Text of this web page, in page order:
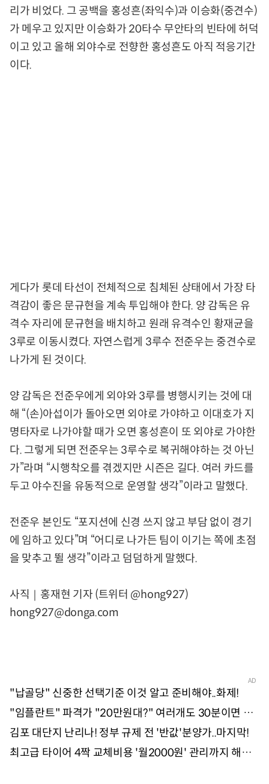
리가 비었다. 그 공백을 홍성흔(좌익수)과 이승화(중견수)
가 메우고 있지만 이승화가 20타수 무안타의 빈타에 허덕
이고 있고 올해 외야수로 전향한 홍성흔도 아직 적응기간
이다.
게다가 롯데 타선이 전체적으로 침체된 상태에서 가장 타
격감이 좋은 문규현을 계속 투입해야 한다. 양 감독은 유
격수 자리에 문규현을 배치하고 원래 유격수인 황재균을
3루로 이동시켰다. 자연스럽게 3루수 전준우는 중견수로
나가게 된 것이다.
양 감독은 전준우에게 외야와 3루를 병행시키는 것에 대
해 “(손)아섭이가 돌아오면 외야로 가야하고 이대호가 지
명타자로 나가야할 때가 오면 홍성흔이 또 외야로 가야한
다. 그렇게 되면 전준우는 3루수로 복귀해야하는 것 아닌
가”라며 “시행착오를 겪겠지만 시즌은 길다. 여러 카드를
두고 야수진을 유동적으로 운영할 생각”이라고 말했다.
전준우 본인도 “포지션에 신경 쓰지 않고 부담 없이 경기
에 임하고 있다”며 “어디로 나가든 팀이 이기는 쪽에 초점
을 맞추고 뛸 생각”이라고 덤덤하게 말했다.
사직｜홍재현 기자 (트위터 @hong927)
hong927@donga.com